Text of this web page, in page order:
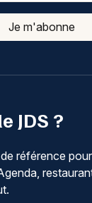
JDS ?
référence
Je m'abonne